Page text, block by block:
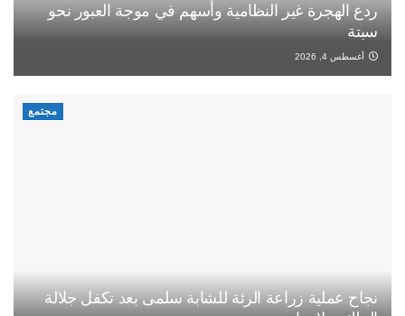
ردع الهجرة غير النظامية وأسهم في موجة العبور نحو
سبتة
أغسطس 4, 2026
مجتمع
نجاح عملية زراعة الرئة للشابة سلمى بعد تكفل جلالة